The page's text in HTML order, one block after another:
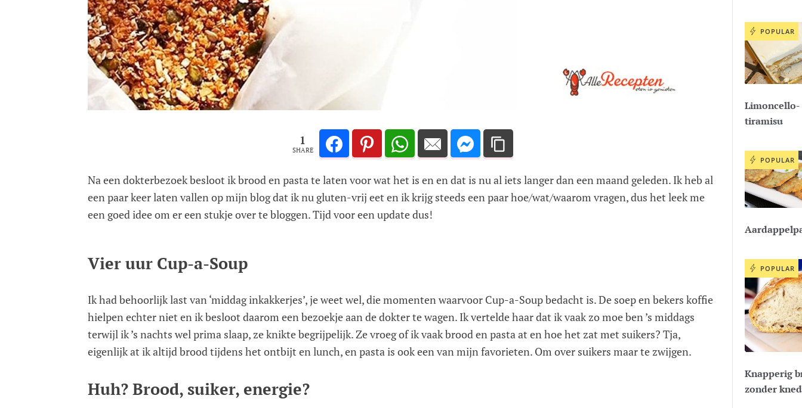
1
SHARE
Na een dokterbezoek besloot ik brood en pasta te laten voor wat het is en en dat is nu al iets langer dan een maand geleden. Ik heb al
een paar keer laten vallen op mijn blog dat ik nu gluten-vrij eet en ik krijg steeds een paar hoe/wat/waarom vragen, dus het leek me
een goed idee om er een stukje over te bloggen. Tijd voor een update dus!
Vier uur Cup-a-Soup
Ik had behoorlijk last van ‘middag inkakkerjes’, je weet wel, die momenten waarvoor Cup-a-Soup bedacht is. De soep en bekers koffie
hielpen echter niet en ik besloot daarom een bezoekje aan de dokter te wagen. Ik vertelde haar dat ik vaak zo moe ben ’s middags
terwijl ik ’s nachts wel prima slaap, ze knikte begrijpelijk. Ze vroeg of ik vaak brood en pasta at en hoe het zat met suikers? Tja,
eigenlijk at ik altijd brood tijdens het ontbijt en lunch, en pasta is ook een van mijn favorieten. Om over suikers maar te zwijgen.
Huh? Brood, suiker, energie?
POPULAR
Limoncello-
tiramisu
POPULAR
POPULAR
Knapperig
zonder